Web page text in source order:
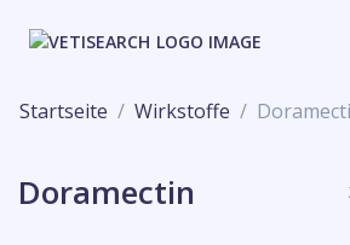
Startseite Wirkstoffe
Doramectin